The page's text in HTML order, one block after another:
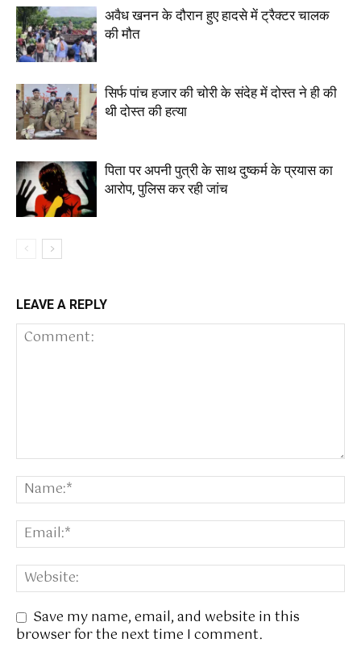
अवैध खनन के दौरान हुए हादसे में ट्रैक्टर चालक
की मौत
सिर्फ पांच हजार की चोरी के संदेह में दोस्त ने ही की
थी दोस्त की हत्या
पिता पर अपनी पुत्री के साथ दुष्कर्म के प्रयास का
आरोप, पुलिस कर रही जांच
LEAVE A REPLY
Save my name, email, and website in this
browser for the next time I comment.